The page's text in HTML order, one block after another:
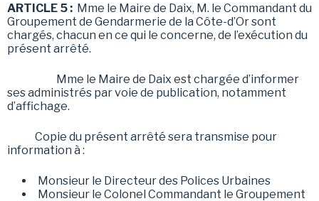
ARTICLE 5 : Mme le Maire de Daix, M. le Commandant du
Groupement de Gendarmerie de la Côte-d’Or sont
chargés, chacun en ce qui le concerne, de l’exécution du
présent arrêté.
Mme le Maire de Daix est chargée d’informer
ses administrés par voie de publication, notamment
d’affichage.
Copie du présent arrêté sera transmise pour
information à :
Monsieur le Directeur des Polices Urbaines
Monsieur le Colonel Commandant le Groupement